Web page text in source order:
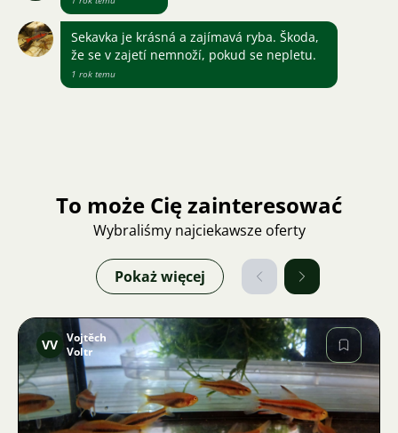
Sekavka je krásná a zajímavá ryba. Škoda,
že se v zajetí nemnoží, pokud se nepletu.
1 rok temu
To może Cię zainteresować
Wybraliśmy najciekawsze oferty
Pokaż więcej
Zdjęcie
VV Vojtěch
Voltr